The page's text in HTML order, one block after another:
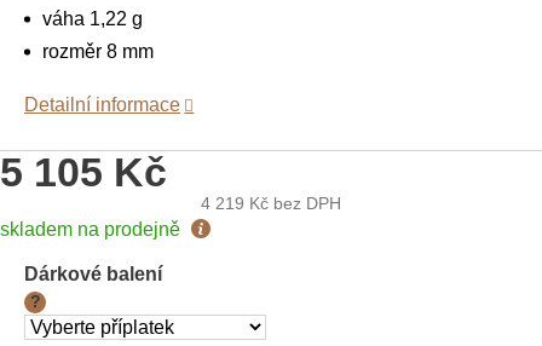
5 105 Kč
4 219 Kč bez DPH
Měrná
skladem na prodejně
Dárkové balení
?
váha 1,22 g
rozměr 8 mm
Detailní informace